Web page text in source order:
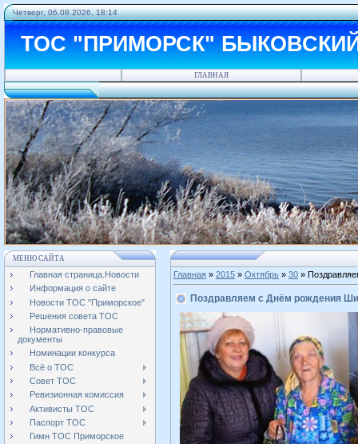
Четверг, 06.08.2026, 18:14
ТОС "ПРИМОРСК"
ГЛАВНАЯ
МЕНЮ САЙТА
Главная страница.Новости
Информация о сайте
Новости ТОС "Приморское"
Решения совета ТОС
Нормативно-правовые
документы
Номинации конкурса
Всё о ТОС
Совет ТОС
Ревизионная комиссия
Активисты ТОС
Паспорт ТОС
Гимн ТОС Приморское
Главная » 2015 » Октябрь » 30 »
Поздравляем с Днём рождения